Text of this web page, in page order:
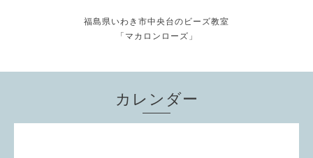
福島県いわき市中央台のビーズ教室
「マカロンローズ」
カレンダー